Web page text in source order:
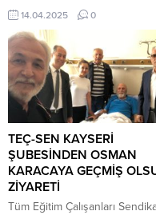
yönetim kurulu üyeleri sendika
büromuzu ziyaret etmişlerdir.
Eğitim ve eğitim çalışanları
minvalinde sohbet edilmiştir.
Kendilerine nazik ziyaretleri
hoş sohbetleri için teşekkür
ediyoruz.
14.04.2025 0
TEÇ-SEN KAYSERİ
ŞUBESİNDEN OSMAN
KARACAYA GEÇMİŞ
ZİYARETİ
Tüm Eğitim Çalışanları